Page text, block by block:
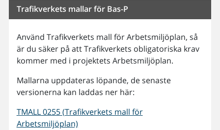
Trafikverkets mallar för Bas-P
Använd Trafikverkets mall för Arbetsmiljöplan, så
är du säker på att Trafikverkets obligatoriska krav
kommer med i projektets Arbetsmiljöplan.
Mallarna uppdateras löpande, de senaste
versionerna kan laddas ner här:
TMALL 0255 (Trafikverkets mall för
Arbetsmiljöplan)